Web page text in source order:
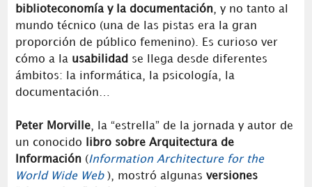
biblioteconomía y la documentación, y no tanto al
mundo técnico (una de las pistas era la gran
proporción de público femenino). Es curioso ver
cómo a la usabilidad se llega desde diferentes
ámbitos: la informática, la psicología, la
documentación…
Peter Morville, la “estrella” de la jornada y autor de
un conocido
libro sobre Arquitectura de
Información(Information Architecture for the
World Wide Web), mostró algunas versiones